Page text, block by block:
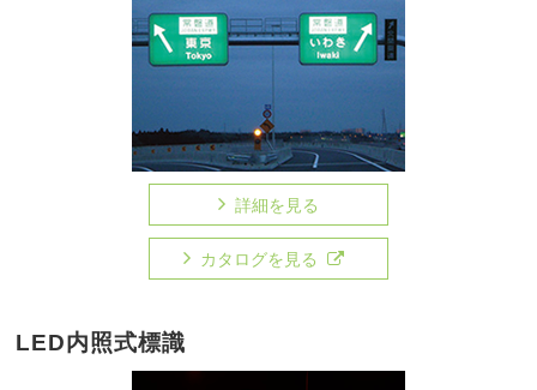
詳細を見る
カタログを見る
LED内照式標識